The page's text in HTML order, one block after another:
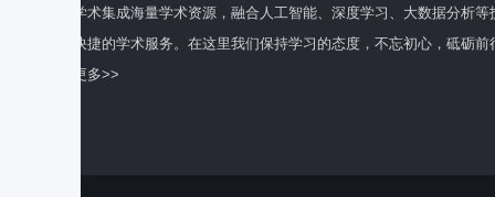
百度学术集成海量学术资源，融合人工智能、深度学习、大数据分析
全面快捷的学术服务。在这里我们保持学习的态度，不忘初心，砥砺前
了解更多>>